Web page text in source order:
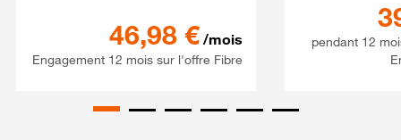
Série spéciale 120Go 5G
46,98 € /mois
Engagement 12 mois sur l'offre Fibre
pendant 12